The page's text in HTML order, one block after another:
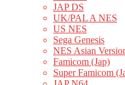
JAP DS
UK/PAL A NES
US NES
Sega Genesis
NES Asian
Famicom (Jap)
Super Famicom